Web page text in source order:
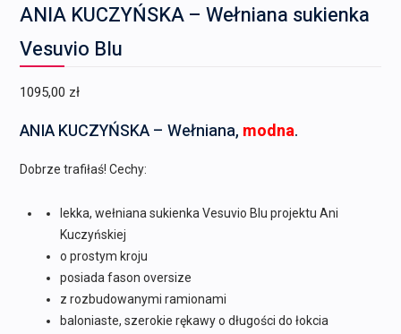
ANIA KUCZYŃSKA – Wełniana sukienka
Vesuvio Blu
1095,00 zł
ANIA KUCZYŃSKA – Wełniana, modna.
Dobrze trafiłaś! Cechy:
lekka, wełniana sukienka Vesuvio Blu projektu Ani
Kuczyńskiej
o prostym kroju
posiada fason oversize
z rozbudowanymi ramionami
baloniaste, szerokie rękawy o długości do łokcia